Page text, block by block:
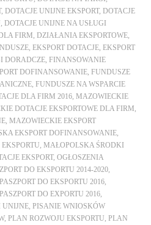
, DOTACJE UNIJNE EKSPORT,
DOTACJE
DOTACJE UNIJNE NA USŁUGI
FIRM DZIAŁANIA EKSPORTOWE
EKSPORT DOTACJE
EKSPORT
DORADCZE
FINANSOWANIE
DOFINANSOWANIE
FUNDUSZE
FUNDUSZE NA WSPARCIE
DLA FIRM 2016
MAZOWIECKIE
DOTACJE EKSPORTOWE DLA FIRM
MAZOWIECKIE EKSPORT
EKSPORT DOFINANSOWANIE
MAŁOPOLSKA ŚRODKI
EKSPORT,OGŁOSZENIA
DO EKSPORTU 2014-2020
PASZPORT DO EKSPORTU 2016
PASZPORT DO EXPORTU 2016
UNIJNE
PISANIE WNIOSKÓW
, PLAN ROZWOJU EKSPORTU
PLAN